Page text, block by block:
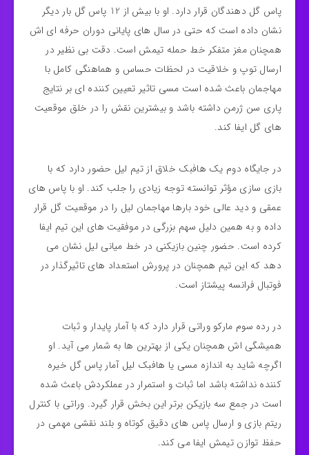
پاس‌ گل‌ دهندگان قرار دارد. او با بیش از 12 پاس گل بار دیگر
نشان داده است که حتی در سال‌ های پایانی دوران حرفه‌ ای‌ اش
همچنان مغز متفکر خط حمله تیمش است. دقت بی‌ نظیر در
ارسال توپ و خلاقیت در لحظات حساس و هماهنگی کامل با
مهاجمان باعث شده است مسی تاثیر تعیین‌ کننده‌ ای بر نتایج
پاری سن ژرمن داشته باشد و بیشترین نقش را در خلق موقعیت‌
های گل ایفا کند.
در جایگاه دوم یک هافبک خلاق از تیم لیل حضور دارد که با
بازی‌ سازی مؤثر توانسته توجه زیادی را جلب کند. او با پاس‌ های
عمقی و دید عالی خود بارها مهاجمان لیل را در موقعیت گل قرار
داده و به همین دلیل سهم بزرگی در موفقیت‌ های این تیم ایفا
کرده است. حضور چنین بازیکنی در خط میانی لیل نشان می‌
دهد که این تیم همچنان در پرورش استعداد های تاثیرگذار در
فوتبال فرانسه پیشتاز است.
در رده سوم مارکو وراتی قرار دارد که با آمار پایدار و ثبات
همیشگی‌ اش همچنان یکی از بهترین‌ ها به شمار می‌ آید. او
اگرچه شاید به اندازه مسی یا هافبک لیل آمار پاس گل خیره‌
کننده نداشته باشد اما ثبات و استمرار در عملکردش باعث شده
است در جمع سه بازیکن برتر این بخش قرار گیرد. وراتی با کنترل
ریتم بازی و ارسال پاس‌ های دقیق کوتاه و بلند نقشی مهمی در
حفظ توازن تیمش ایفا می‌ کند.